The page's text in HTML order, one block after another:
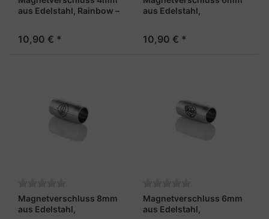
aus Edelstahl, Rainbow –
10,90 € *
aus Edelstahl,
10,90 € *
Magnetverschluss 8mm
aus Edelstahl,
Magnetverschluss 6mm
aus Edelstahl,